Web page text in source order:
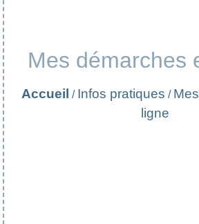
Mes démarches
Accueil / Infos pratiques /
ligne